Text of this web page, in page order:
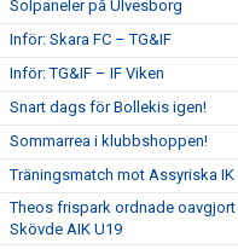
Solpaneler på Ulvesborg
Inför: Skara FC – TG&IF
Inför: TG&IF – IF Viken
Snart dags för Bollekis igen!
Sommarrea i klubbshoppen!
Träningsmatch mot Assyriska IK
Theos frispark ordnade
Skövde AIK U19